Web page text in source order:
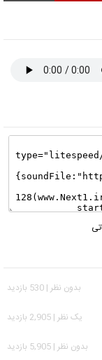
بدون نظر | 530 بازدید
يک نظر | 2,905 بازدید
بدون نظر | 5,905 بازدید